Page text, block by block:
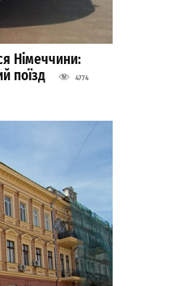
Німеччини:
поїзд
4774